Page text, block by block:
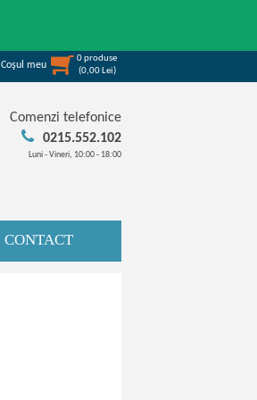
Coşul meu
0produse
(0,00 Lei)
Comenzi telefonice
0215.552.102
Luni - Vineri, 10:00 - 18:00
CONTACT